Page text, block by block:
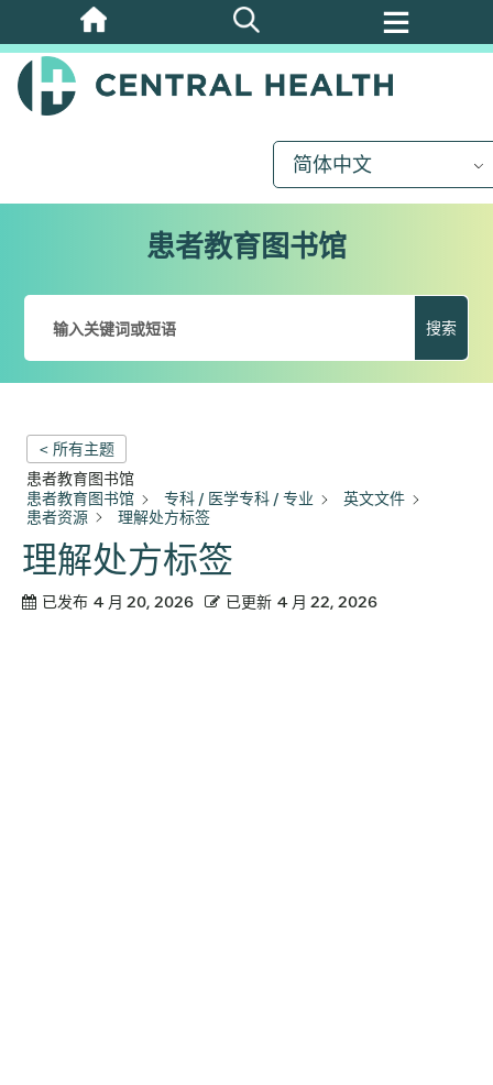
跳
至
主
简体中文
患者教育图书馆
搜索
< 所有主题
患者教育图书馆
患者教育图书馆
专科 / 医学专科 / 专业
英文文件
患者资源
理解处方标签
理解处方标签
已发布 4 月 20, 2026 已更新 4 月 22, 2026